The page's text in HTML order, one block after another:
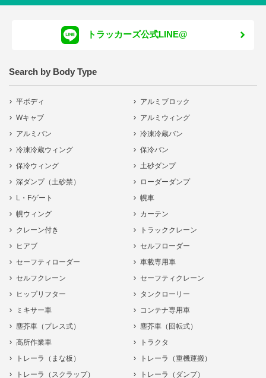
トラッカーズ公式LINE@
Search by Body Type
平ボディ
アルミブロック
Wキャブ
アルミウィング
アルミバン
冷凍冷蔵バン
冷凍冷蔵ウィング
保冷バン
保冷ウィング
土砂ダンプ
深ダンプ（土砂禁）
ローダーダンプ
L・Fゲート
幌車
幌ウィング
カーテン
クレーン付き
トラッククレーン
ヒアブ
セルフローダー
セーフティローダー
車載専用車
セルフクレーン
セーフティクレーン
ヒップリフター
タンクローリー
ミキサー車
コンテナ専用車
塵芥車（プレス式）
塵芥車（回転式）
高所作業車
トラクタ
トレーラ（まな板）
トレーラ（重機運搬）
トレーラ（スクラップ）
トレーラ（ダンプ）